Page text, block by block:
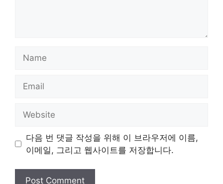
다음 번 댓글 작성을 위해 이 브라우저에 이름,
이메일, 그리고 웹사이트를 저장합니다.